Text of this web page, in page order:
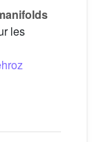
les